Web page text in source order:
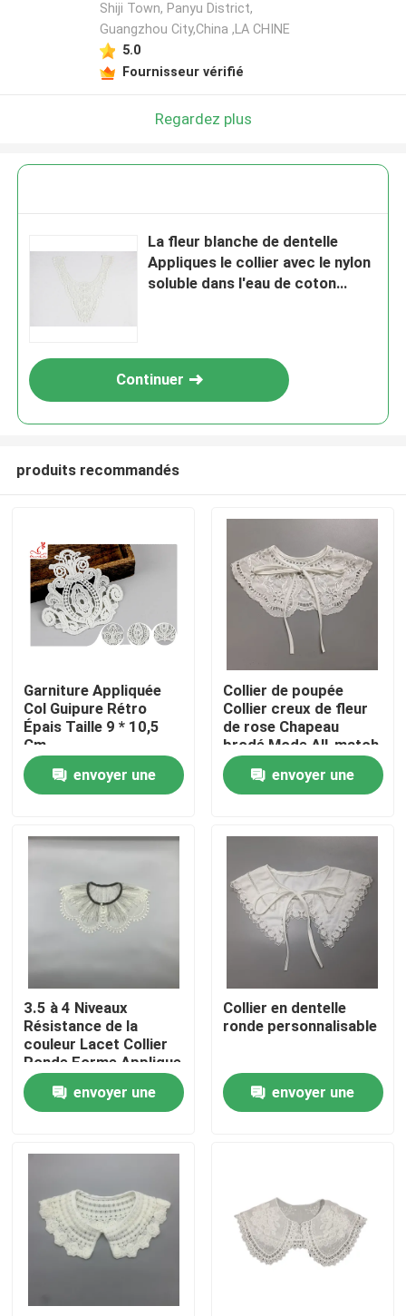
Maison
Produits
Au sujet de nous
Contrôle de qualité
Contactez-nous
Exhibition Information
tissu brodé de dentelle
équilibre brodé de dentelle
Shiji Town, Panyu District,
Guangzhou City,China ,LA CHINE
5.0
Fournisseur vérifié
Regardez plus
La fleur blanche de dentelle
Appliques le collier avec le nylon
soluble dans l'eau de coton
Continuer
produits recommandés
Garniture Appliquée
Col Guipure Rétro
Épais Taille 9 * 10,5
Cm
envoyer une
Collier de poupée
Collier creux de fleur
de rose Chapeau
brodé Mode All-match
Jupe Vêtements
accessoires Faux
collier
envoyer une
3.5 à 4 Niveaux
Résistance de la
couleur Lacet Collier
Ronde Forme Applique
envoyer une
Collier en dentelle
ronde personnalisable
envoyer une